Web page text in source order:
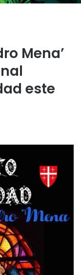
Mena’
este